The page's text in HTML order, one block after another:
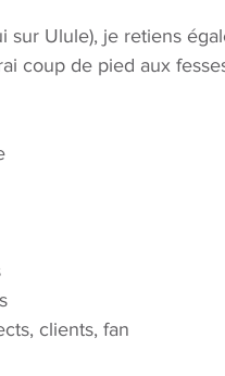
sur Ulule), je retiens
coup de pied aux
clients, fan